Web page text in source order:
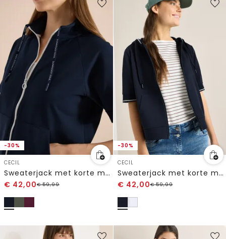
-30%
CECIL
Sweaterjack met korte mouwen en ritssluiting
€ 42,00€59,99
-30%
CECIL
Sweaterjack met korte mouwen en capuchon
€ 42,00€59,99